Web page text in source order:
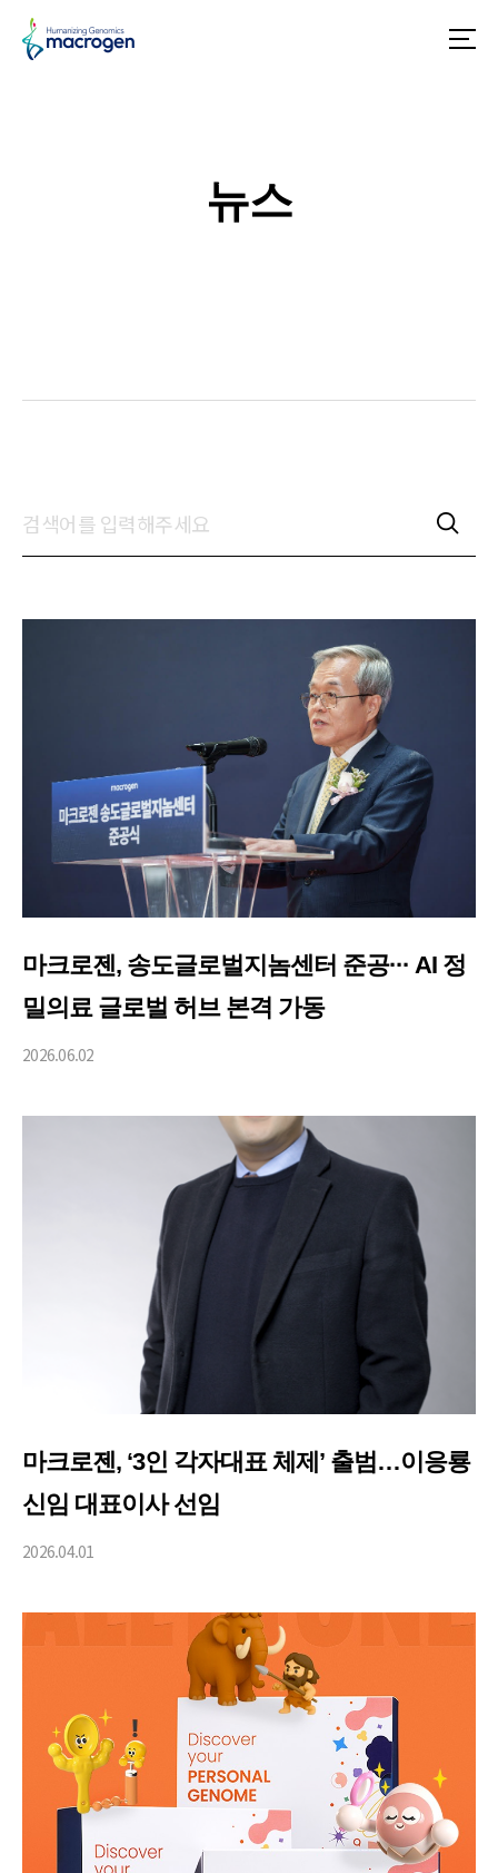
메
뉴스
마크로젠, 송도글로벌지놈센터 준공··· AI 정
밀의료 글로벌 허브 본격 가동
2026.06.02
마크로젠, ‘3인 각자대표 체제’ 출범…이응룡
신임 대표이사 선임
2026.04.01